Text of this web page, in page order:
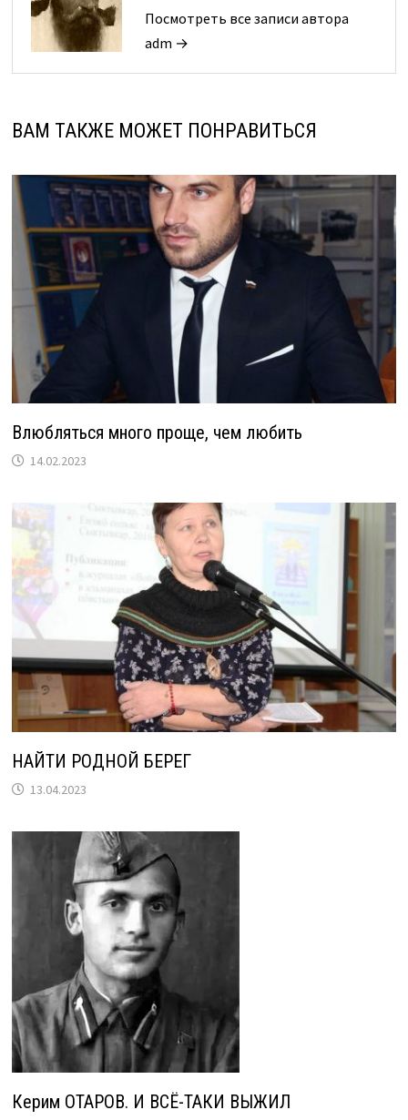
Посмотреть все записи автора
adm →
ВАМ ТАКЖЕ МОЖЕТ ПОНРАВИТЬСЯ
Влюбляться много проще, чем любить
14.02.2023
НАЙТИ РОДНОЙ БЕРЕГ
13.04.2023
Керим ОТАРОВ. И ВСЁ-ТАКИ ВЫЖИЛ